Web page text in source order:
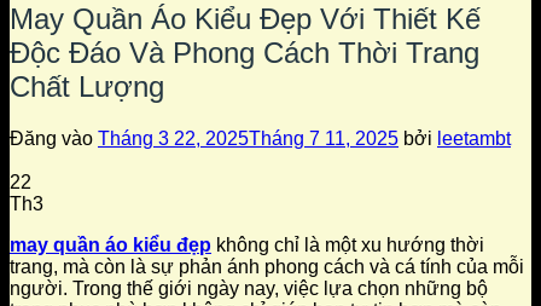
May Quần Áo Kiểu Đẹp Với Thiết Kế
Độc Đáo Và Phong Cách Thời Trang
Chất Lượng
Đăng vào Tháng 3 22, 2025Tháng 7 11, 2025 bởi leetambt
22
Th3
may quần áo kiểu đẹp không chỉ là một xu hướng thời
trang, mà còn là sự phản ánh phong cách và cá tính của mỗi
người. Trong thế giới ngày nay, việc lựa chọn những bộ